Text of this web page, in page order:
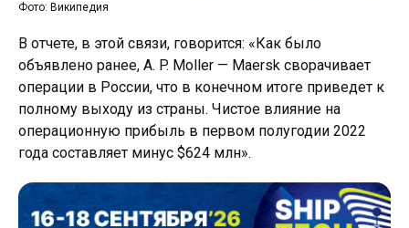
Фото: Википедия
В отчете, в этой связи, говорится: «Как было
объявлено ранее, A. P. Moller — Maersk сворачивает
операции в России, что в конечном итоге приведет к
полному выходу из страны. Чистое влияние на
операционную прибыль в первом полугодии 2022
года составляет минус $624 млн».